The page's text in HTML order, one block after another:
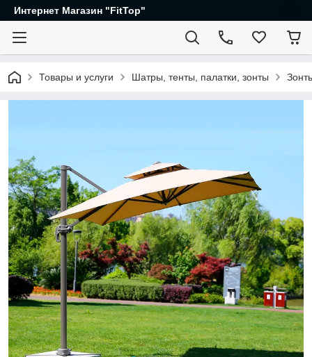
Интернет Магазин "FitTop"
Товары и услуги Шатры, тенты, палатки, зонты